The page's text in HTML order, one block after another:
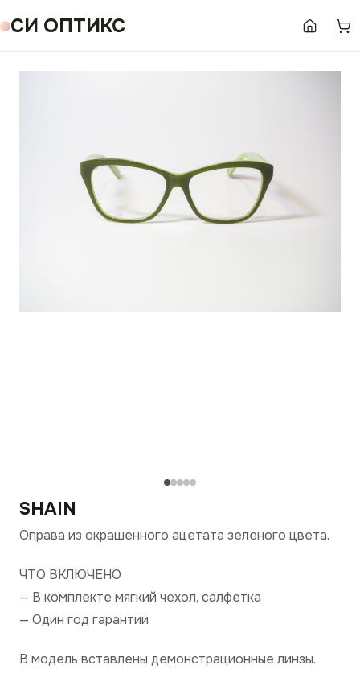
СИ ОПТИКС
SHAIN
Оправа из окрашенного ацетата зеленого цвета.
ЧТО ВКЛЮЧЕНО
— В комплекте мягкий чехол, салфетка
— Один год гарантии
В модель вставлены демонстрационные линзы.